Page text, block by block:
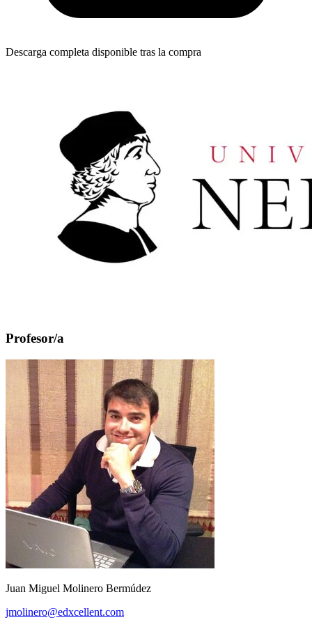
Descarga completa disponible tras la compra
Profesor/a
Juan Miguel Molinero Bermúdez
jmolinero@edxcellent.com